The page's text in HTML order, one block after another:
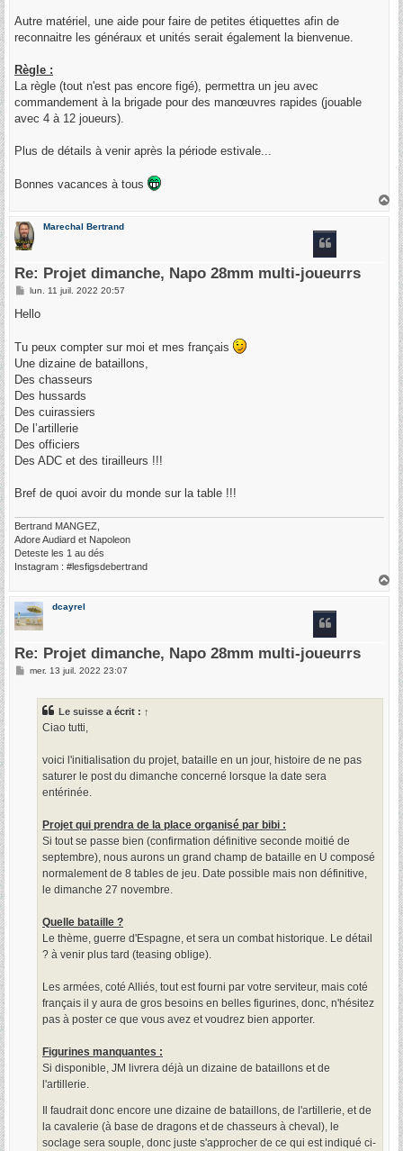
Autre matériel, une aide pour faire de petites étiquettes afin de
reconnaitre les généraux et unités serait également la bienvenue.
Règle :
La règle (tout n'est pas encore figé), permettra un jeu avec
commandement à la brigade pour des manœuvres rapides (jouable
avec 4 à 12 joueurs).
Plus de détails à venir après la période estivale...
Bonnes vacances à tous
H
Marechal Bertrand
Re: Projet dimanche, Napo 28mm multi-joueurrs
M
s
g
e
lun. 11 juil. 2022 20:57
Hello
Tu peux compter sur moi et mes français
Une dizaine de bataillons,
Des chasseurs
Des hussards
Des cuirassiers
De l’artillerie
Des officiers
Des ADC et des tirailleurs !!!
Bref de quoi avoir du monde sur la table !!!
Bertrand MANGEZ,
Adore Audiard et Napoleon
Deteste les 1 au dés
Instagram : #lesfigsdebertrand
H
dcayrel
Re: Projet dimanche, Napo 28mm multi-joueurrs
Mmer. 13 juil. 2022 23:07
Le suisse a écrit : ↑
Ciao tutti,
voici l'initialisation du projet, bataille en un jour, histoire de ne pas
saturer le post du dimanche concerné lorsque la date sera
entérinée.
Projet qui prendra de la place organisé par bibi :
Si tout se passe bien (confirmation définitive seconde moitié de
septembre), nous aurons un grand champ de bataille en U composé
normalement de 8 tables de jeu. Date possible mais non définitive,
le dimanche 27 novembre.
Quelle bataille ?
Le thème, guerre d'Espagne, et sera un combat historique. Le détail
? à venir plus tard (teasing oblige).
Les armées, coté Alliés, tout est fourni par votre serviteur, mais coté
français il y aura de gros besoins en belles figurines, donc, n'hésitez
pas à poster ce que vous avez et voudrez bien apporter.
Figurines manquantes :
Si disponible, JM livrera déjà un dizaine de bataillons et de
l'artillerie.
Il faudrait donc encore une dizaine de bataillons, de l'artillerie, et de
la cavalerie (à base de dragons et de chasseurs à cheval), le
soclage sera souple, donc juste s'approcher de ce qui est indiqué ci-